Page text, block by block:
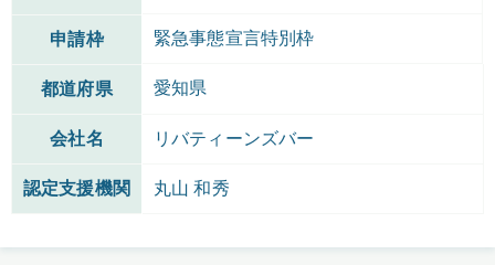
申請枠 緊急事態宣言特別枠
都道府県 愛知県
会社名 リバティーンズバー
認定支援機関 丸山 和秀